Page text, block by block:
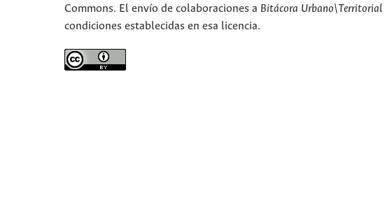
Commons. El envío de colaboraciones a Bitácora Urbano\Territorial
condiciones establecidas en esa licencia.